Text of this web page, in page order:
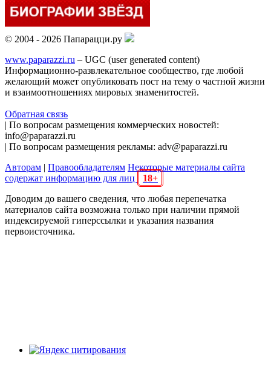
© 2004 - 2026 Папарацци.ру
www.paparazzi.ru – UGC (user generated content)
Информационно-развлекательное сообщество, где любой
желающий может опубликовать пост на тему о частной жизни
и взаимоотношениях мировых знаменитостей.
Обратная связь
| По вопросам размещения коммерческих новостей:
info@paparazzi.ru
| По вопросам размещения рекламы: adv@paparazzi.ru
Авторам | Правообладателям Некоторые материалы сайта
содержат информацию для лиц
18+
Доводим до вашего сведения, что любая перепечатка
материалов сайта возможна только при наличии прямой
индексируемой гиперссылки и указания названия
первоисточника.